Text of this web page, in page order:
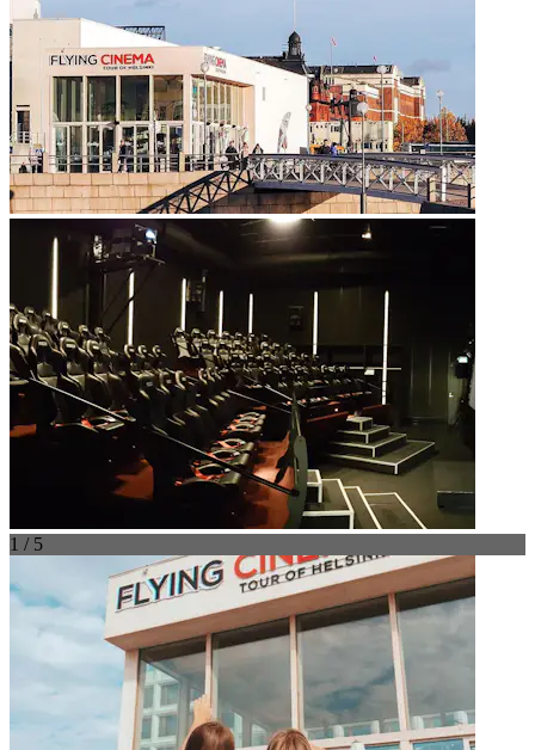
1 / 5